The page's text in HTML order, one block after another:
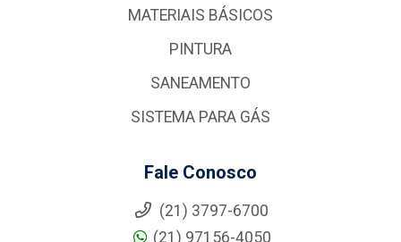
MATERIAIS BÁSICOS
PINTURA
SANEAMENTO
SISTEMA PARA GÁS
Fale Conosco
(21) 3797-6700
(21) 97156-4050